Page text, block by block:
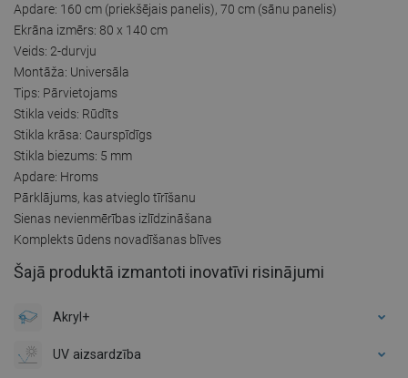
Apdare: 160 cm (priekšējais panelis), 70 cm (sānu panelis)
Ekrāna izmērs: 80 x 140 cm
Veids: 2-durvju
Montāža: Universāla
Tips: Pārvietojams
Stikla veids: Rūdīts
Stikla krāsa: Caurspīdīgs
Stikla biezums: 5 mm
Apdare: Hroms
Pārklājums, kas atvieglo tīrīšanu
Sienas nevienmērības izlīdzināšana
Komplekts ūdens novadīšanas blīves
Šajā produktā izmantoti inovatīvi risinājumi
Akryl+
UV aizsardzība